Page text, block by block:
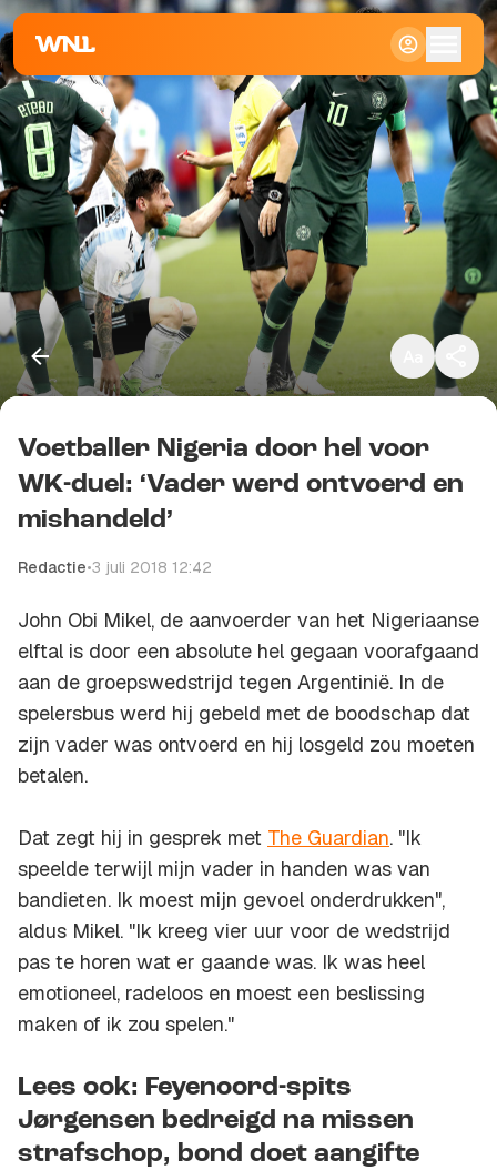
Klein
Standaard
Groot
Kopieer link
Voetballer Nigeria door hel voor
WK-duel: ‘Vader werd ontvoerd en
mishandeld’
Redactie•3 juli 2018 12:42
John Obi Mikel, de aanvoerder van het Nigeriaanse
elftal is door een absolute hel gegaan voorafgaand
aan de groepswedstrijd tegen Argentinië. In de
spelersbus werd hij gebeld met de boodschap dat
zijn vader was ontvoerd en hij losgeld zou moeten
betalen.
Dat zegt hij in gesprek met The Guardian. "Ik
speelde terwijl mijn vader in handen was van
bandieten. Ik moest mijn gevoel onderdrukken",
aldus Mikel. "Ik kreeg vier uur voor de wedstrijd
pas te horen wat er gaande was. Ik was heel
emotioneel, radeloos en moest een beslissing
maken of ik zou spelen."
Lees ook: Feyenoord-spits
Jørgensen bedreigd na missen
strafschop, bond doet aangifte